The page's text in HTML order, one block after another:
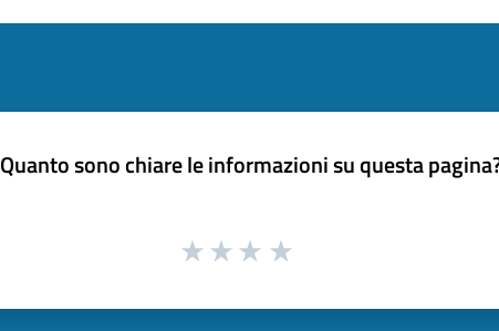
Quanto sono chiare le informazioni su questa